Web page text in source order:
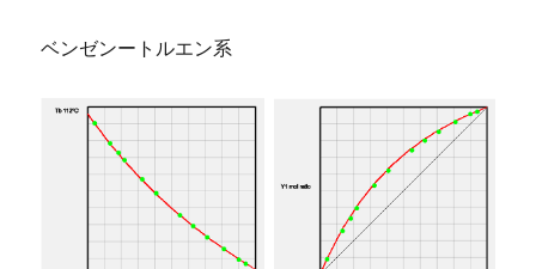
ベンゼンートルエン系